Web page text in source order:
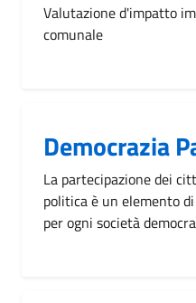
Valutazione d'impatto
comunale
Democrazia
La partecipazione dei
politica è un elemento
per ogni società